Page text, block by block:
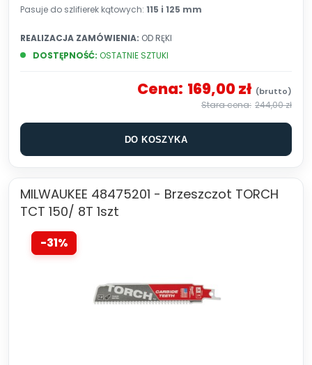
Pasuje do szlifierek kątowych: 115 i 125 mm
DOSTĘPNOŚĆ: OSTATNIE SZTUKI
REALIZACJA ZAMÓWIENIA: OD RĘKI
Cena: 169,00 zł
244,00 zł
DO KOSZYKA
MILWAUKEE 48475201 - Brzeszczot TORCH
TCT 150/ 8T 1szt
-31%